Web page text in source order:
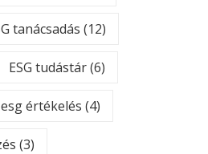
tanácsadás (12)
ESG tudástár(6)
esg értékelés (4)
(3)